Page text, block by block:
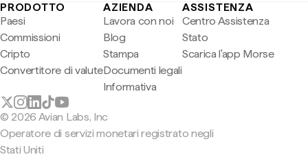
PRODOTTO
Paesi
Commissioni
Cripto
Convertitore di valute
AZIENDA
Lavora con noi
Blog
Stampa
Documenti legali
Informativa
ASSISTENZA
Centro Assistenza
Stato
Scarica l'app Morse
© 2026 Avian Labs, Inc
Operatore di servizi monetari registrato negli
Stati Uniti